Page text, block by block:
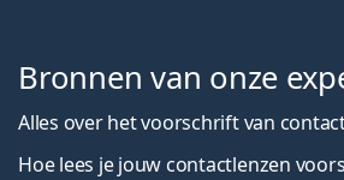
Bronnen van onze
Alles over het voorschrift van
Hoe lees je jouw contactlenzen